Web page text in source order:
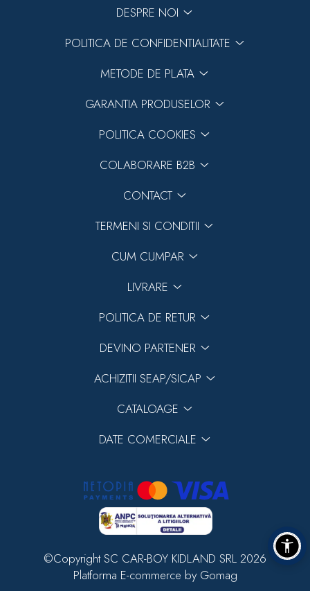
DESPRE NOI
POLITICA DE CONFIDENTIALITATE
METODE DE PLATA
GARANTIA PRODUSELOR
POLITICA COOKIES
COLABORARE B2B
CONTACT
TERMENI SI CONDITII
CUM CUMPAR
LIVRARE
POLITICA DE RETUR
DEVINO PARTENER
ACHIZITII SEAP/SICAP
CATALOAGE
DATE COMERCIALE
©Copyright SC CAR-BOY KIDLAND SRL 2026
Platforma E-commerce by Gomag